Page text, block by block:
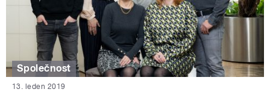
Společnost
13. leden 2019